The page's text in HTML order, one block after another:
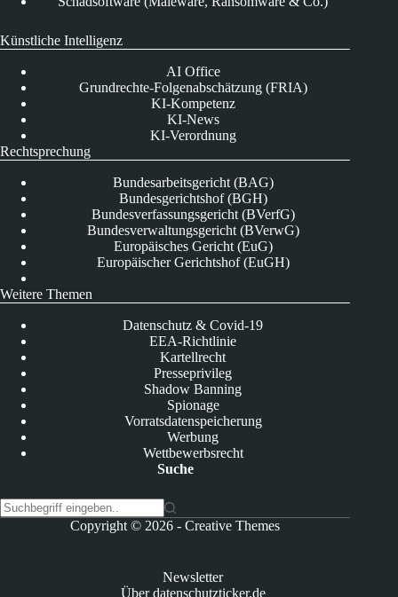
Künstliche Intelligenz
AI Office
Grundrechte-Folgenabschätzung (FRIA)
KI-Kompetenz
KI-News
KI-Verordnung
Rechtsprechung
Bundesarbeitsgericht (BAG)
Bundesgerichtshof (BGH)
Bundesverfassungsgericht (BVerfG)
Bundesverwaltungsgericht (BVerwG)
Europäisches Gericht (EuG)
Europäischer Gerichtshof (EuGH)
Weitere Themen
Datenschutz & Covid-19
EEA-Richtlinie
Kartellrecht
Presseprivileg
Shadow Banning
Spionage
Vorratsdatenspeicherung
Werbung
Wettbewerbsrecht
Suche
Copyright © 2026 -Creative Themes
Newsletter
Über datenschutzticker.de